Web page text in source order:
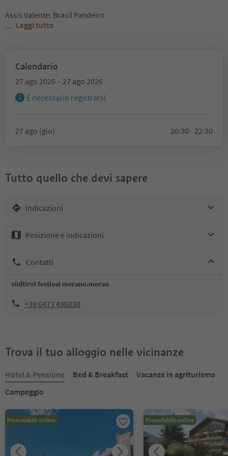
Assis Valente: Brasil Pandeiro
... Leggi tutto
Calendario
27 ago 2026 – 27 ago 2026
È necessario registrarsi
27 ago (gio) 20:30 - 22:30
Tutto quello che devi sapere
Indicazioni
Posizione e indicazioni
Contatti
südtirol festival merano.meran
+39 0473 496030
Trova il tuo alloggio nelle vicinanze
Hotel & Pensione Bed & Breakfast
Vacanze in agriturismo
Campeggio
Prenotabile online Prenotabile online